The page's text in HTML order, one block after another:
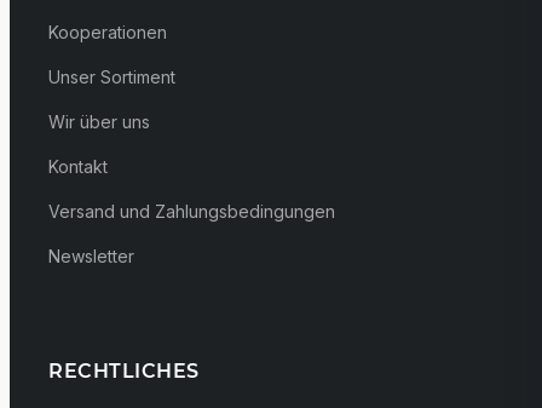
Kooperationen
Unser Sortiment
Wir über uns
Kontakt
Versand und Zahlungsbedingungen
Newsletter
RECHTLICHES